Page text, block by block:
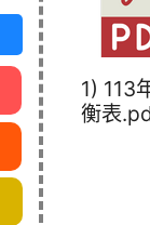
1) 113
衡表